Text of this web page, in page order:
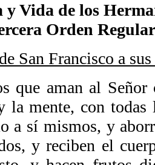
y Vida de los
Orden
San Francisco a
que aman al
la mente, con todas
a sí mismos, y
y reciben el